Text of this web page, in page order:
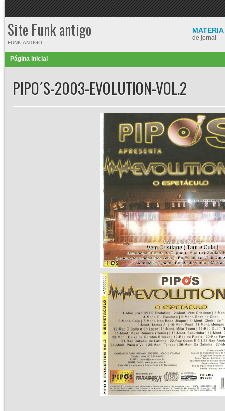
Site Funk antigo
FUNK ANTIGO
MATERIA
de jornal
Página inicial
PIPO´S-2003-EVOLUTION-VOL.2